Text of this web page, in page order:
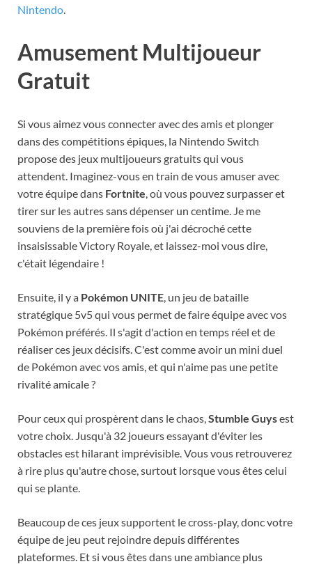
Nintendo
Amusement Multijoueur
Gratuit
Si vous aimez vous connecter avec des amis et plonger
dans des compétitions épiques, la Nintendo Switch
propose des jeux multijoueurs gratuits qui vous
attendent. Imaginez-vous en train de vous amuser avec
votre équipe dans Fortnite, où vous pouvez surpasser et
tirer sur les autres sans dépenser un centime. Je me
souviens de la première fois où j'ai décroché cette
insaisissable Victory Royale, et laissez-moi vous dire,
c'était légendaire !
Ensuite, il y a Pokémon UNITE, un jeu de bataille
stratégique 5v5 qui vous permet de faire équipe avec vos
Pokémon préférés. Il s'agit d'action en temps réel et de
réaliser ces jeux décisifs. C'est comme avoir un mini duel
de Pokémon avec vos amis, et qui n'aime pas une petite
rivalité amicale ?
Pour ceux qui prospèrent dans le chaos,Stumble Guysest
votre choix. Jusqu'à 32 joueurs essayant d'éviter les
obstacles est hilarant imprévisible. Vous vous retrouverez
à rire plus qu'autre chose, surtout lorsque vous êtes celui
qui se plante.
Beaucoup de ces jeux supportent le cross-play, donc votre
équipe de jeu peut rejoindre depuis différentes
plateformes. Et si vous êtes dans une ambiance plus